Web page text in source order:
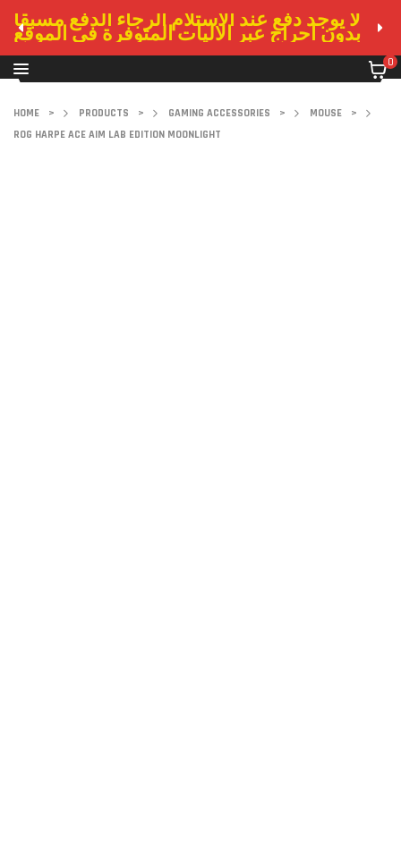
لا يوجد دفع عند الاستلام الرجاء الدفع مسبقا
بدون احراج عبر الاليات المتوفرة في الموقع
0
HOME > PRODUCTS > GAMING ACCESSORIES > MOUSE
>
ROG HARPE ACE AIM LAB EDITION MOONLIGHT